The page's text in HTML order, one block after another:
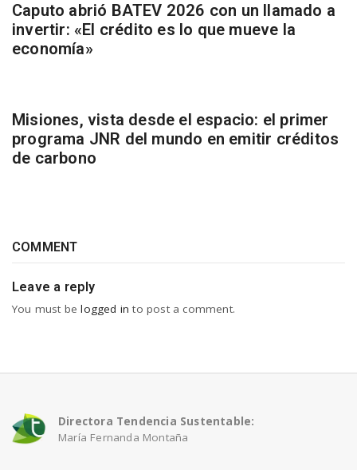
Caputo abrió BATEV 2026 con un llamado a
invertir: «El crédito es lo que mueve la
economía»
Misiones, vista desde el espacio: el primer
programa JNR del mundo en emitir créditos
de carbono
COMMENT
Leave a reply
You must belogged in to post a comment.
Directora Tendencia Sustentable:
María Fernanda Montaña